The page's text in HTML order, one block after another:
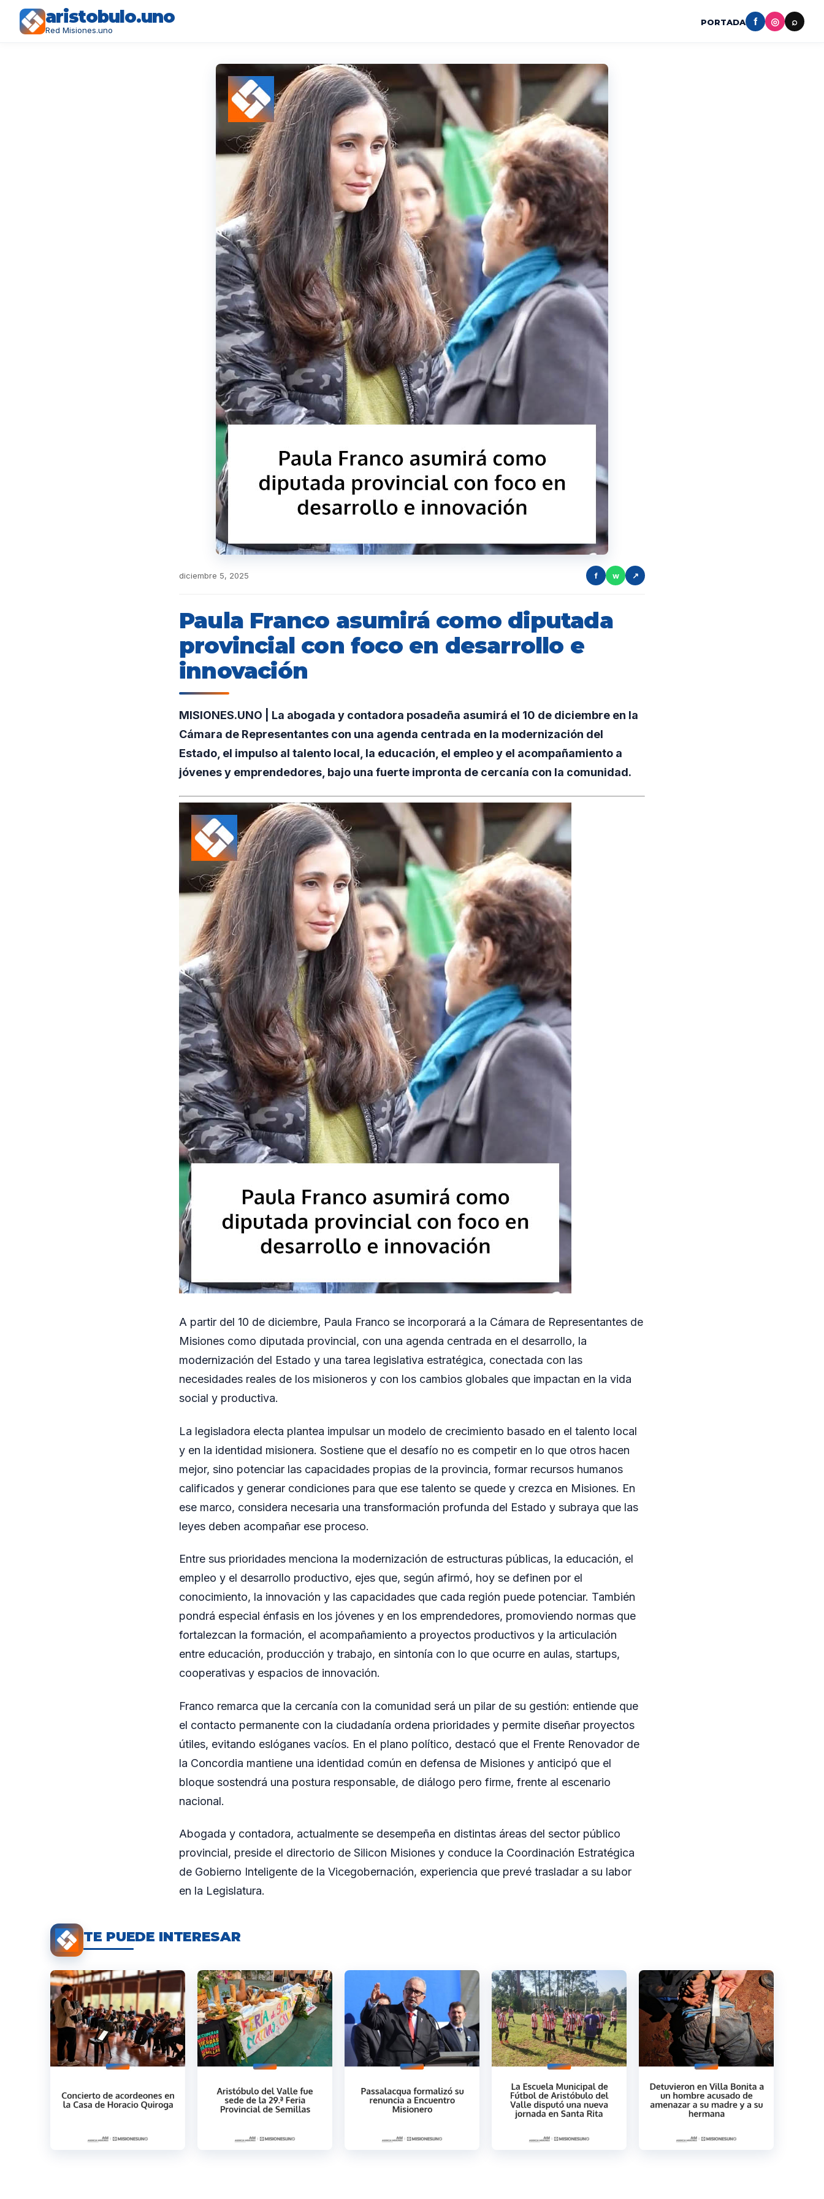
aristobulo.uno
Red Misiones.uno
PORTADA f ◎ ⌕
diciembre 5, 2025 f w ↗
Paula Franco asumirá como diputada
provincial con foco en desarrollo e
innovación
MISIONES.UNO | La abogada y contadora posadeña asumirá el 10 de diciembre en la
Cámara de Representantes con una agenda centrada en la modernización del
Estado, el impulso al talento local, la educación, el empleo y el acompañamiento a
jóvenes y emprendedores, bajo una fuerte impronta de cercanía con la comunidad.
A partir del 10 de diciembre, Paula Franco se incorporará a la Cámara de Representantes de
Misiones como diputada provincial, con una agenda centrada en el desarrollo, la
modernización del Estado y una tarea legislativa estratégica, conectada con las
necesidades reales de los misioneros y con los cambios globales que impactan en la vida
social y productiva.
La legisladora electa plantea impulsar un modelo de crecimiento basado en el talento local
y en la identidad misionera. Sostiene que el desafío no es competir en lo que otros hacen
mejor, sino potenciar las capacidades propias de la provincia, formar recursos humanos
calificados y generar condiciones para que ese talento se quede y crezca en Misiones. En
ese marco, considera necesaria una transformación profunda del Estado y subraya que las
leyes deben acompañar ese proceso.
Entre sus prioridades menciona la modernización de estructuras públicas, la educación, el
empleo y el desarrollo productivo, ejes que, según afirmó, hoy se definen por el
conocimiento, la innovación y las capacidades que cada región puede potenciar. También
pondrá especial énfasis en los jóvenes y en los emprendedores, promoviendo normas que
fortalezcan la formación, el acompañamiento a proyectos productivos y la articulación
entre educación, producción y trabajo, en sintonía con lo que ocurre en aulas, startups,
cooperativas y espacios de innovación.
Franco remarca que la cercanía con la comunidad será un pilar de su gestión: entiende que
el contacto permanente con la ciudadanía ordena prioridades y permite diseñar proyectos
útiles, evitando eslóganes vacíos. En el plano político, destacó que el Frente Renovador de
la Concordia mantiene una identidad común en defensa de Misiones y anticipó que el
bloque sostendrá una postura responsable, de diálogo pero firme, frente al escenario
nacional.
Abogada y contadora, actualmente se desempeña en distintas áreas del sector público
provincial, preside el directorio de Silicon Misiones y conduce la Coordinación Estratégica
de Gobierno Inteligente de la Vicegobernación, experiencia que prevé trasladar a su labor
en la Legislatura.
TE PUEDE INTERESAR